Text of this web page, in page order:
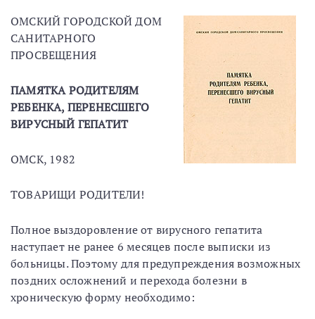
ОМСКИЙ ГОРОДСКОЙ ДОМ
САНИТАРНОГО
ПРОСВЕЩЕНИЯ
ПАМЯТКА РОДИТЕЛЯМ
РЕБЕНКА, ПЕРЕНЕСШЕГО
ВИРУСНЫЙ ГЕПАТИТ
ОМСК, 1982
ТОВАРИЩИ РОДИТЕЛИ!
Полное выздоровление от вирусного гепатита
наступает не ранее 6 месяцев после выписки из
больницы. Поэтому для предупреждения возможных
поздних осложнений и перехода болезни в
хроническую форму необходимо: